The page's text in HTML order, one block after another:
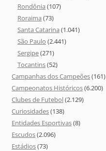
Rondônia (107)
Roraima (73)
Santa Catarina (1.041)
São Paulo (2.441)
Sergipe(271)
Tocantins(52)
Campanhas dos Campeões(161)
Campeonatos Históricos(6.200)
Clubes de Futebol(2.129)
Curiosidades(138)
Entidades Esportivas(8)
Escudos(2.096)
Estádios(73)